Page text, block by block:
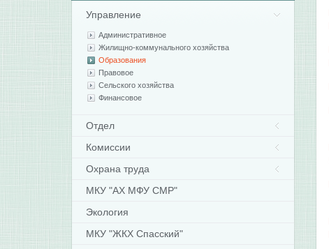
Управление
Административное
Жилищно-коммунального хозяйства
Образования
Правовое
Сельского хозяйства
Финансовое
Отдел
Комиссии
Охрана труда
МКУ "АХ МФУ СМР"
Экология
МКУ "ЖКХ Спасский"